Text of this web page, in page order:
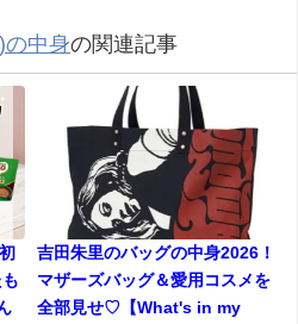
の中身の関連記事
吉田朱里のバッグの中身2026！
マザーズバッグ＆愛用コスメを
全部見せ♡【What's in my